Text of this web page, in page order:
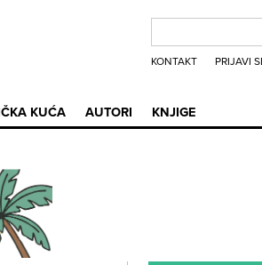
KONTAKT PRIJAVI
KUĆA AUTORI KNJIGE